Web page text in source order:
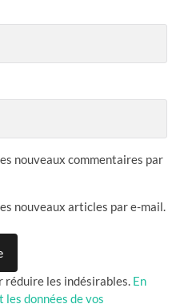
nouveaux commentaires par
nouveaux articles par e-mail.
les indésirables. En
données de vos